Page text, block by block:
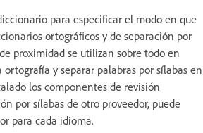
para especificar el modo en que
ortográficos y de separación por
proximidad se utilizan sobre todo en
y separar palabras por sílabas en
los componentes de revisión
por sílabas de otro proveedor, puede
para cada idioma.